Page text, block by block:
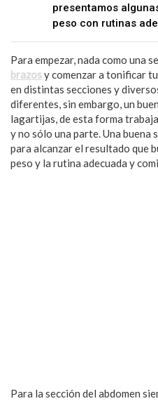
presentamos
peso con rutinas
Para empezar, nada como una
brazosy comenzar a tonificar
en distintas secciones y
diferentes, sin embargo, un
lagartijas, de esta forma
y no sólo una parte. Una buena
para alcanzar el resultado que
peso y la rutina adecuada y
Para la sección del abdomen